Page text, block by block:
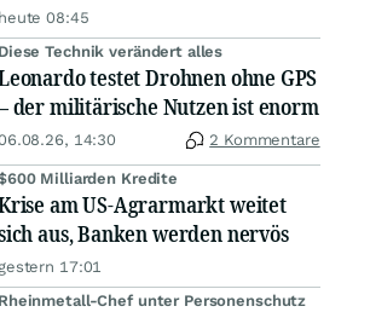
heute 08:45
Diese Technik verändert alles
testet Drohnen ohne GPS
der militärische Nutzen ist enorm
14:30 2 Kommentare
Milliarden Kredite
am US-Agrarmarkt weitet
aus, Banken werden nervös
17:01
Rheinmetall-Chef unter Personenschutz